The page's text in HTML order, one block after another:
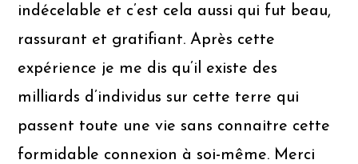
indécelable et c’est cela aussi qui fut beau,
rassurant et gratifiant. Après cette
expérience je me dis qu’il existe des
milliards d’individus sur cette terre qui
passent toute une vie sans connaitre cette
formidable connexion à soi-même. Merci